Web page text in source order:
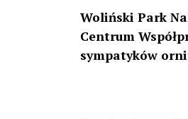
Woliński Park
Centrum
sympatyków